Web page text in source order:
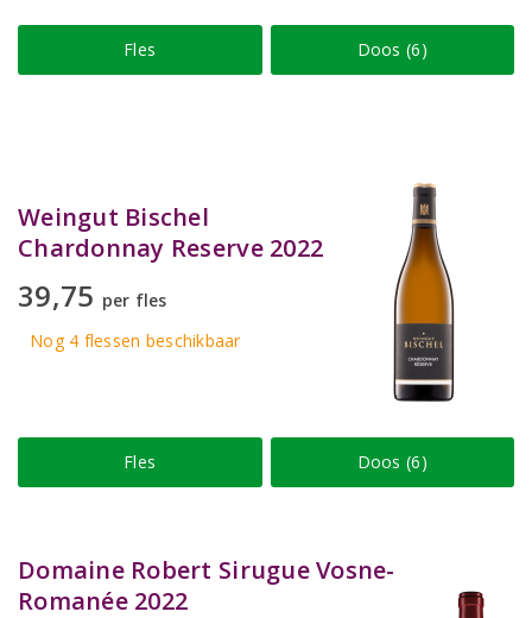
Fles Doos (6)
Weingut Bischel
Chardonnay Reserve 2022
39,75 per fles
Nog 4 flessen beschikbaar
Fles Doos (6)
Domaine Robert Sirugue Vosne-
Romanée 2022